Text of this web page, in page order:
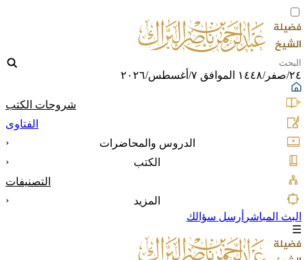
٢٤/صفر/١٤٤٨ الموافق ٧/أغسطس/٢٠٢٦
شروحات الكتب
الفتاوى
الدروس والمحاضرات
‹
الكتب
‹
التصنيفات
المزيد
‹
البث المباشر أرسل سؤالك
☰